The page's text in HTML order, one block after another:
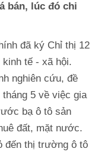
bán, lúc đó chi
đã ký Chỉ thị 12
tế - xã hội.
nghiên cứu, đề
5 về việc gia
bạ ô tô sản
đất, mặt nước.
đến thị trường ô tô